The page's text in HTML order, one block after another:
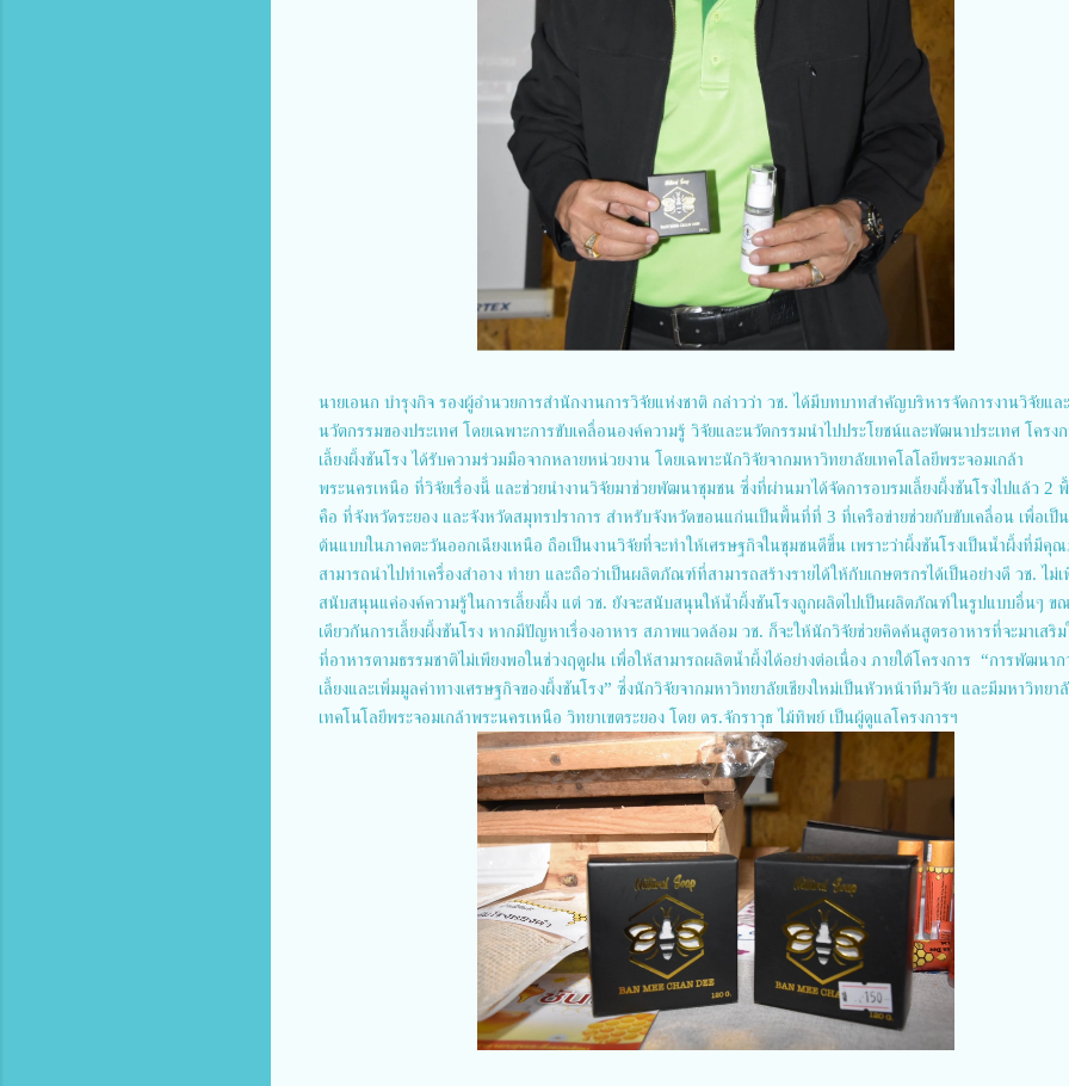
นายเอนก บำรุงกิจ รองผู้อำนวยการสำนักงานการวิจัยแห่งชาติ กล่าวว่า วช. ได้มีบทบาทสำคัญบริหารจัดการงานวิจัยและ
นวัตกรรมของประเทศ โดยเฉพาะการขับเคลื่อนองค์ความรู้ วิจัยและนวัตกรรมนำไปประโยชน์และพัฒนาประเทศ โครงก
เลี้ยงผึ้งชันโรง ได้รับความร่วมมือจากหลายหน่วยงาน โดยเฉพาะนักวิจัยจากมหาวิทยาลัยเทคโลโลยีพระจอมเกล้า
พระนครเหนือ ที่วิจัยเรื่องนี้ และช่วยนำงานวิจัยมาช่วยพัฒนาชุมชน ซึ่งที่ผ่านมาได้จัดการอบรมเลี้ยงผึ้งชันโรงไปแล้ว 2
คือ ที่จังหวัดระยอง และจังหวัดสมุทรปราการ สำหรับจังหวัดขอนแก่นเป็นพื้นที่ที่ 3 ที่เครือข่ายช่วยกับขับเคลื่อน เพื่อเป็
ต้นแบบในภาคตะวันออกเฉียงเหนือ ถือเป็นงานวิจัยที่จะทำให้เศรษฐกิจในชุมชนดีขึ้น เพราะว่าผึ้งชันโรงเป็นน้ำผึ้งที่มีคุ
สามารถนำไปทำเครื่องสำอาง ทำยา และถือว่าเป็นผลิตภัณฑ์ที่สามารถสร้างรายได้ให้กับเกษตรกรได้เป็นอย่างดี วช. ไม่เ
สนับสนุนแค่องค์ความรู้ในการเลี้ยงผึ้ง แต่ วช. ยังจะสนับสนุนให้น้ำผึ้งชันโรงถูกผลิตไปเป็นผลิตภัณฑ์ในรูปแบบอื่นๆ ข
เดียวกันการเลี้ยงผึ้งชันโรง หากมีปัญหาเรื่องอาหาร สภาพแวดล้อม วช. ก็จะให้นักวิจัยช่วยคิดค้นสูตรอาหารที่จะมาเสริม
ที่อาหารตามธรรมชาติไม่เพียงพอในช่วงฤดูฝน เพื่อให้สามารถผลิตน้ำผึ้งได้อย่างต่อเนื่อง ภายใต้โครงการ “การพัฒนาก
เลี้ยงและเพิ่มมูลค่าทางเศรษฐกิจของผึ้งชันโรง” ซึ่งนักวิจัยจากมหาวิทยาลัยเชียงใหม่เป็นหัวหน้าทีมวิจัย และมีมหาวิทยา
เทคโนโลยีพระจอมเกล้าพระนครเหนือ วิทยาเขตระยอง โดย ดร.จักราวุธ ไม้ทิพย์ เป็นผู้ดูแลโครงการฯ